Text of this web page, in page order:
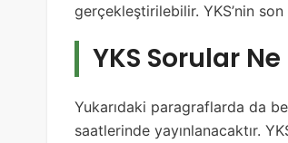
gerçekleştirilebilir. YKS’nin
YKS Sorular
Yukarıdaki paragraflarda da
saatlerinde yayınlanacaktır.